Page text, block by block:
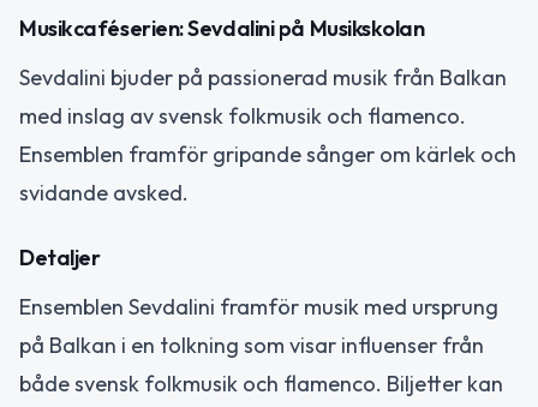
Musikcaféserien: Sevdalini på Musikskolan
Sevdalini bjuder på passionerad musik från Balkan
med inslag av svensk folkmusik och flamenco.
Ensemblen framför gripande sånger om kärlek och
svidande avsked.
Detaljer
Ensemblen Sevdalini framför musik med ursprung
på Balkan i en tolkning som visar influenser från
både svensk folkmusik och flamenco. Biljetter kan